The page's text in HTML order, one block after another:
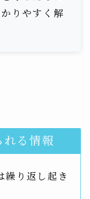
りやすく解
れる情報
繰り返し起き